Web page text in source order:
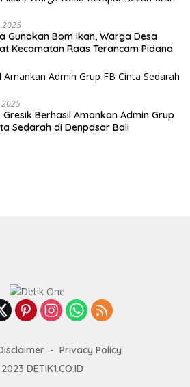
2025
Gunakan Bom Ikan, Warga Desa
Kecamatan Raas Terancam Pidana
Gresik Berhasil Amankan Admin Grup
Sedarah di Denpasar Bali
Privacy Policy
DETIK1.CO.ID